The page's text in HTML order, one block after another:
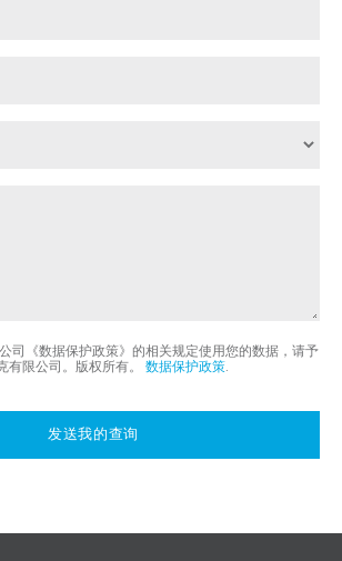
司《数据保护政策》的相关规定使用您的数据，请予
有限公司。版权所有。 数据保护政策.
发送我的查询